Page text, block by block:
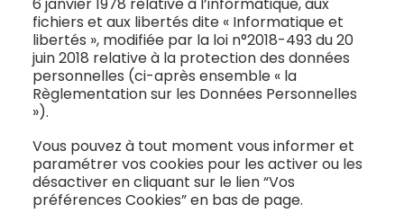
fichiers et aux libertés dite « Informatique et
libertés », modifiée par la loi n°2018-493 du 20
juin 2018 relative à la protection des données
personnelles (ci-après ensemble « la
Règlementation sur les Données Personnelles
»).
Vous pouvez à tout moment vous informer et
paramétrer vos cookies pour les activer ou les
désactiver en cliquant sur le lien “Vos
préférences Cookies” en bas de page.